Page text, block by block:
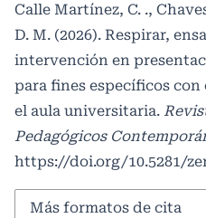
Calle Martínez, C. .,
D. M. (2026). Respirar,
intervención en
para fines específicos
el aula universitaria.
Pedagógicos
https://doi.org/10.5281/
Más formatos de cita